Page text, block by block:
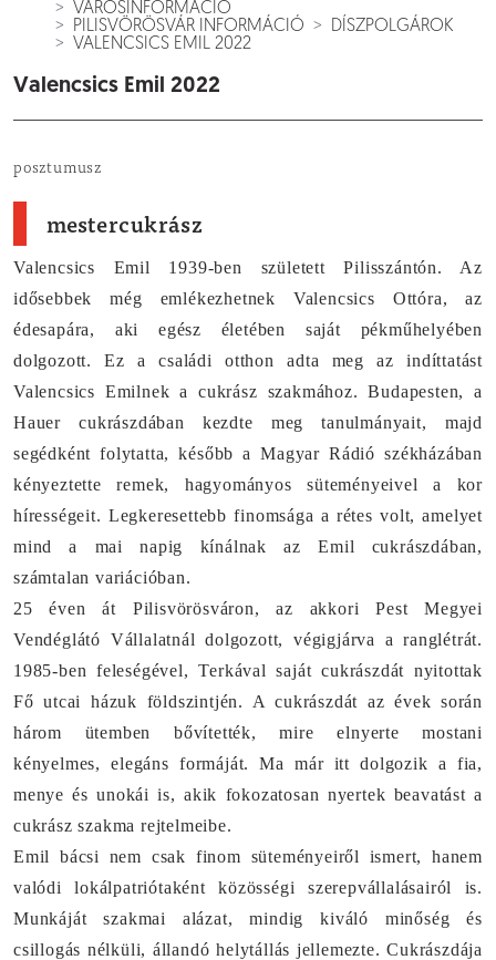
VÁROSINFORMÁCIÓ
PILISVÖRÖSVÁR INFORMÁCIÓ
DÍSZPOLGÁROK
VALENCSICS EMIL 2022
Valencsics Emil 2022
posztumusz
mestercukrász
Valencsics Emil 1939-ben született Pilisszántón. Az
idősebbek még emlékezhetnek Valencsics Ottóra, az
édesapára, aki egész életében saját pékműhelyében
dolgozott. Ez a családi otthon adta meg az indíttatást
Valencsics Emilnek a cukrász szakmához. Budapesten, a
Hauer cukrászdában kezdte meg tanulmányait, majd
segédként folytatta, később a Magyar Rádió székházában
kényeztette remek, hagyományos süteményeivel a kor
hírességeit. Legkeresettebb finomsága a rétes volt, amelyet
mind a mai napig kínálnak az Emil cukrászdában,
számtalan variációban.
25 éven át Pilisvörösváron, az akkori Pest Megyei
Vendéglátó Vállalatnál dolgozott, végigjárva a ranglétrát.
1985-ben feleségével, Terkával saját cukrászdát nyitottak
Fő utcai házuk földszintjén. A cukrászdát az évek során
három ütemben bővítették, mire elnyerte mostani
kényelmes, elegáns formáját. Ma már itt dolgozik a fia,
menye és unokái is, akik fokozatosan nyertek beavatást a
cukrász szakma rejtelmeibe.
Emil bácsi nem csak finom süteményeiről ismert, hanem
valódi lokálpatriótaként közösségi szerepvállalásairól is.
Munkáját szakmai alázat, mindig kiváló minőség és
csillogás nélküli, állandó helytállás jellemezte. Cukrászdája